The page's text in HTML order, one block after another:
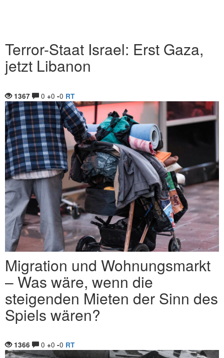
Terror-Staat Israel: Erst Gaza,
jetzt Libanon
1367 0 +0 -0 RT
Migration und Wohnungsmarkt
– Was wäre, wenn die
steigenden Mieten der Sinn des
Spiels wären?
1366 0 +0 -0 RT